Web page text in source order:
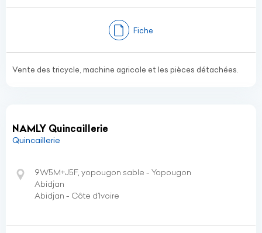
Fiche
Vente des tricycle, machine agricole et les pièces détachées.
NAMLY Quincaillerie
Quincaillerie
9W5M+J5F, yopougon sable - Yopougon
Abidjan
Abidjan - Côte d’Ivoire